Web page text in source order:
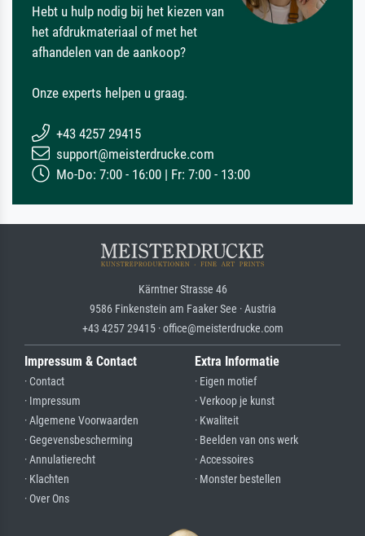
Hebt u hulp nodig bij het kiezen van
het afdrukmateriaal of met het
afhandelen van de aankoop?
Onze experts helpen u graag.
+43 4257 29415
support@meisterdrucke.com
Mo-Do: 7:00 - 16:00 | Fr: 7:00 - 13:00
Kärntner Strasse 46
9586 Finkenstein am Faaker See · Austria
+43 4257 29415 · office@meisterdrucke.com
Impressum & Contact
· Contact
· Impressum
· Algemene Voorwaarden
· Gegevensbescherming
· Annulatierecht
· Klachten
· Over Ons
Extra Informatie
· Eigen motief
· Verkoop je kunst
· Kwaliteit
· Beelden van ons werk
· Accessoires
· Monster bestellen